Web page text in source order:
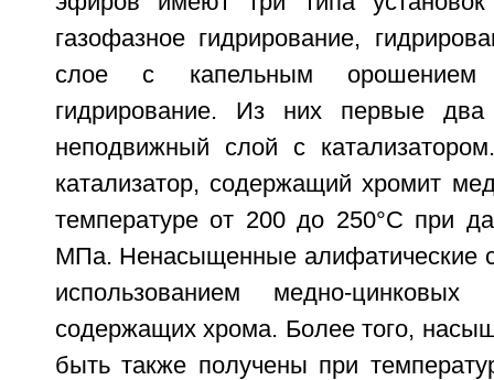
газофазное гидрирование,
слое с капельным орошением
гидрирование. Из них первые
неподвижный слой с
катализатор, содержащий хромит
температуре от 200 до 250°С при
МПа. Ненасыщенные алифатические
использованием медно-цинковых
содержащих хрома. Более того,
быть также получены при